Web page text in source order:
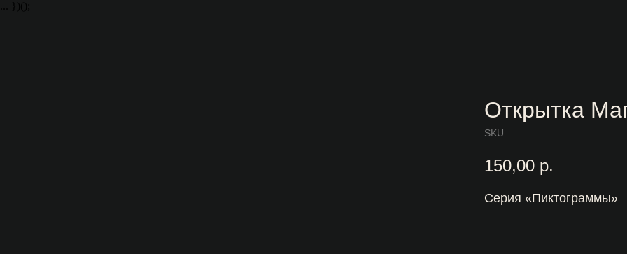
... })();
Открытка
SKU:
150,00 р.
Серия «Пиктограммы»